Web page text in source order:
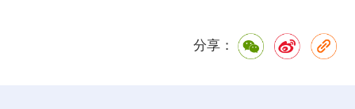
分享：